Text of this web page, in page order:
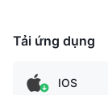
Tải ứng dụng
IOS